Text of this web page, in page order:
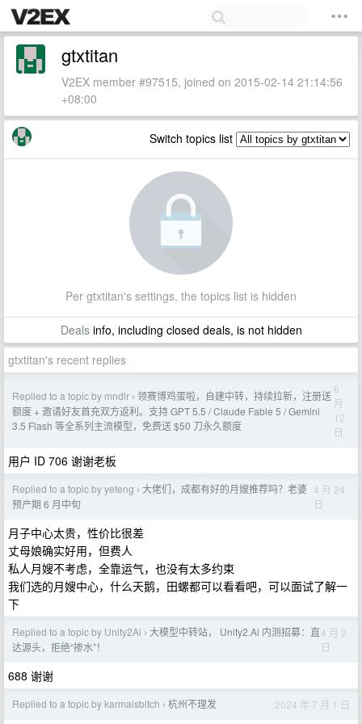
gtxtitan
V2EX member #97515, joined on 2015-02-14 21:14:56
+08:00
Switch topics list
Per gtxtitan's settings, the topics list is hidden
Dealsinfo, including closed deals, is not hidden
gtxtitan's recent replies
Replied to a topic by mndlr › 领赛博鸡蛋啦，自建中转，持续拉新，注册送
额度 + 邀请好友首充双方返利。支持 GPT 5.5 / Claude Fable 5 / Gemini
3.5 Flash 等全系列主流模型，免费送 $50 刀永久额度
6
月
12
日
用户 ID 706 谢谢老板
Replied to a topic by yeteng › 大佬们，成都有好的月嫂推荐吗？老婆
预产期 6 月中旬
4 月 24
日
月子中心太贵，性价比很差
丈母娘确实好用，但费人
私人月嫂不考虑，全靠运气，也没有太多约束
我们选的月嫂中心，什么天鹅，田螺都可以看看吧，可以面试了解一
下
Replied to a topic by Unity2Ai › 大模型中转站， Unity2.Ai 内测招募：直
达源头，拒绝“掺水”！
4 月 2
日
688 谢谢
Replied to a topic by karmaisbitch › 杭州不理发 2024 年 7 月 1 日